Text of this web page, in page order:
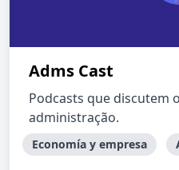
Adms Cast
Podcasts que discutem
administração.
Economía y empresa